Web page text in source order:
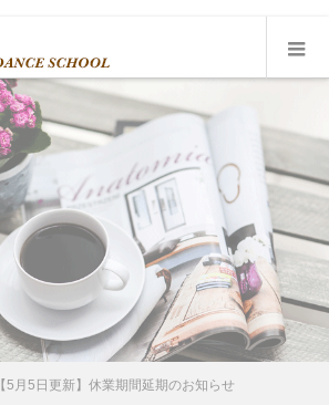
【5月5日更新】休業期間延期のお知らせ